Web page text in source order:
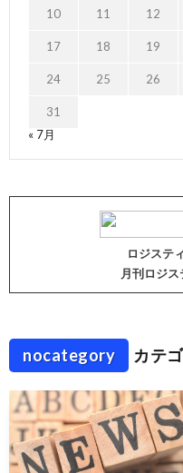
10 11 12
17 18 19
24 25 26
31
« 7月
ロジステ
月刊ロジ
nocategory カテ